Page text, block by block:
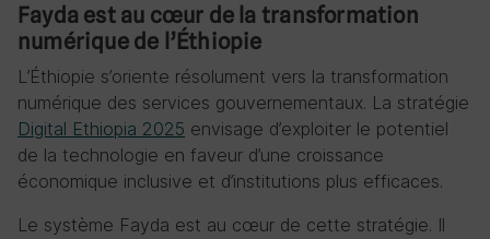
Fayda est au cœur de la transformation
numérique de l’Éthiopie
L’Éthiopie s’oriente résolument vers la transformation
numérique des services gouvernementaux. La stratégie
Digital Ethiopia 2025 envisage d’exploiter le potentiel
de la technologie en faveur d’une croissance
économique inclusive et d’institutions plus efficaces.
Le système Fayda est au cœur de cette stratégie. Il